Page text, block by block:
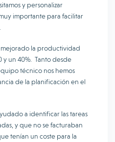
y personalizar
importante para facilitar
la productividad
y un 40%. Tanto desde
técnico nos hemos
de la planificación en el
a identificar las tareas
y que no se facturaban
tenían un coste para la